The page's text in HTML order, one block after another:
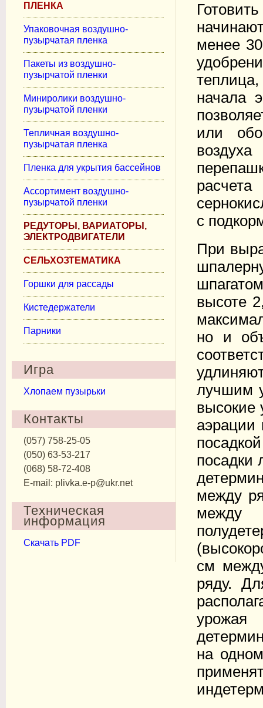
менее
начала
или
с
При
высоте
но и
лучшим
аэрации
посадки
между
см
ряду.
на
ПЛЕНКА
Упаковочная воздушно-
пузырчатая пленка
Пакеты из воздушно-
пузырчатой пленки
Миниролики воздушно-
пузырчатой пленки
Тепличная воздушно-
пузырчатая пленка
Пленка для укрытия бассейнов
Ассортимент воздушно-
пузырчатой пленки
РЕДУТОРЫ, ВАРИАТОРЫ,
ЭЛЕКТРОДВИГАТЕЛИ
СЕЛЬХОЗТЕМАТИКА
Горшки для рассады
Кистедержатели
Парники
Игра
Хлопаем пузырьки
Контакты
(057) 758-25-05
(050) 63-53-217
(068) 58-72-408
E-mail: plivka.e-p@ukr.net
Техническая
информация
Скачать PDF